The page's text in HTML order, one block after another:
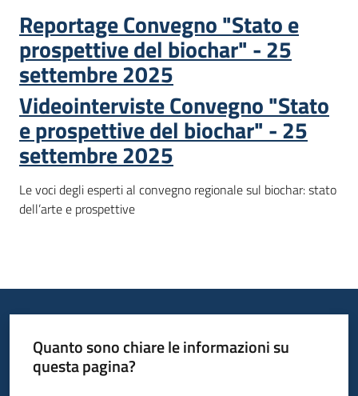
Reportage Convegno "Stato e
prospettive del biochar" - 25
settembre 2025
Videointerviste Convegno "Stato
e prospettive del biochar" - 25
settembre 2025
Le voci degli esperti al convegno regionale sul biochar: stato
dell’arte e prospettive
Quanto sono chiare le informazioni su
questa pagina?